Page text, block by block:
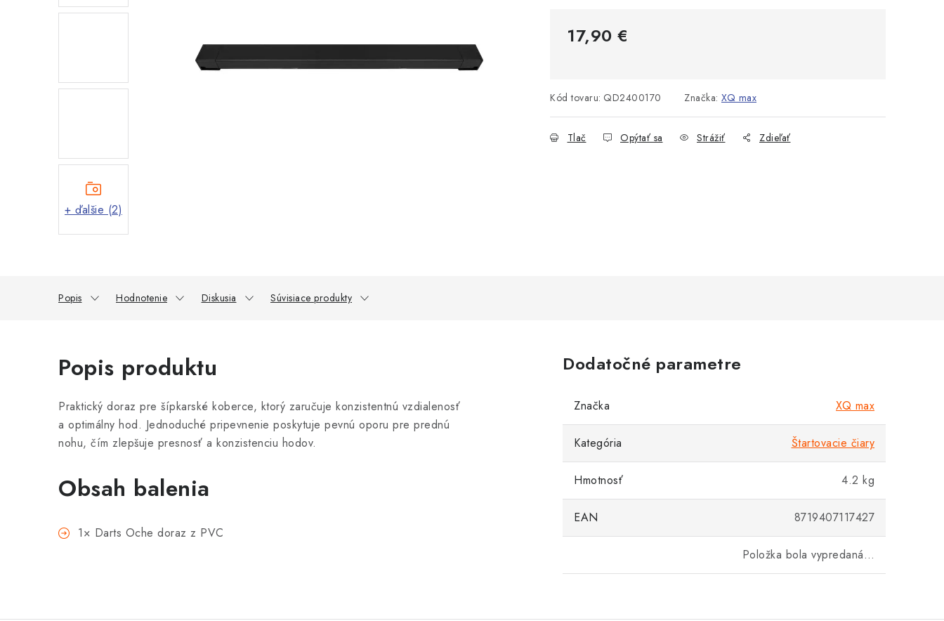
+ ďalšie (2)
17,90 €
Kód tovaru: QD2400170 Značka: XQ max
Tlač Opýtať sa Strážiť Zdieľať
Popis Hodnotenie Diskusia Súvisiace produkty
Popis produktu
Praktický doraz pre šípkarské koberce, ktorý zaručuje konzistentnú vzdialenosť
a optimálny hod. Jednoduché pripevnenie poskytuje pevnú oporu pre prednú
nohu, čím zlepšuje presnosť a konzistenciu hodov.
Obsah balenia
1× Darts Oche doraz z PVC
Dodatočné parametre
Značka XQ max
Kategória Štartovacie čiary
Hmotnosť 4.2 kg
EAN 8719407117427
Položka bola vypredaná…